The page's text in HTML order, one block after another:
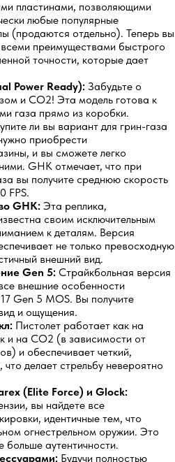
пластинами, позволяющими
любые популярные
(продаются отдельно). Теперь вы
преимуществами быстрого
точности, которые дает
Power Ready): Забудьте о
и CO2! Эта модель готова к
газа прямо из коробки.
ли вы вариант для грин-газа
приобрести
и вы сможете легко
GHK отмечает, что при
вы получите среднюю скорость
FPS.
GHK: Эта реплика,
своим исключительным
к деталям. Версия
не только превосходную
внешний вид.
Gen 5: Страйкбольная версия
внешние особенности
Gen 5 MOS. Вы получите
и ощущения.
Пистолет работает как на
и на CO2 (в зависимости от
и обеспечивает четкий,
делает стрельбу невероятно
(Elite Force) и Glock:
вы найдете все
идентичные тем, что
огнестрельном оружии. Это
больше аутентичности.
Будучи полностью